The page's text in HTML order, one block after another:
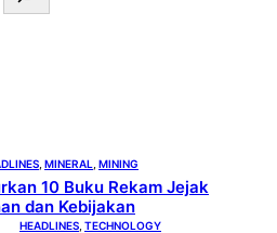
MINERAL MINING
10 Buku Rekam Jejak
dan Kebijakan
HEADLINES TECHNOLOGY